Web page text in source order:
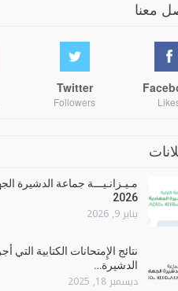
معنا
Twitter
Followers
مـيـزانـيـــة جماعة الدشيرة
2026
يناير 9, 2026
نتائج الإِمتحانات الكتابية التي
الدشيرة…
ديسمبر 18, 2025